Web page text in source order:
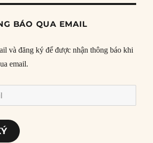
BÁO QUA EMAIL
và đăng ký để được nhận thông báo khi
email.